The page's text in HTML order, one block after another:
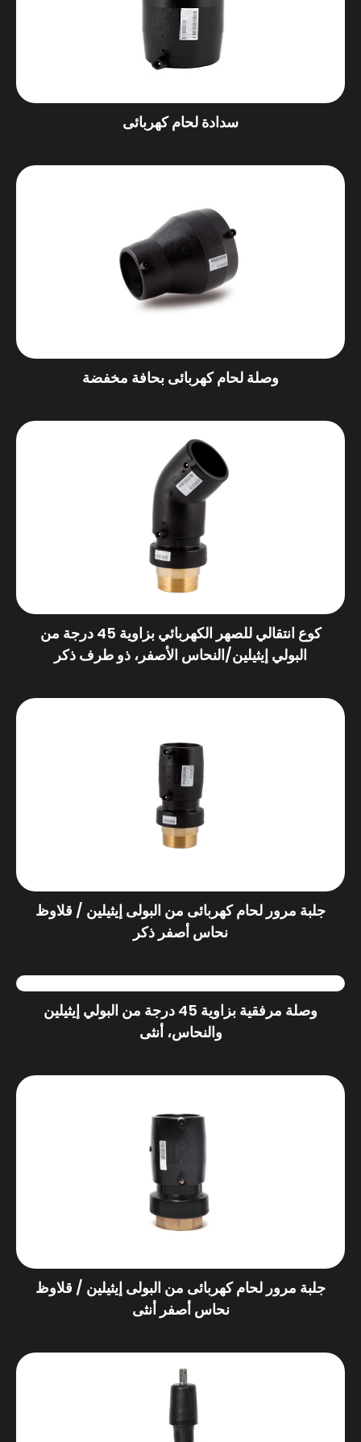
سدادة لحام كهربائى
وصلة لحام كهربائى بحافة مخفضة
كوع انتقالي للصهر الكهربائي بزاوية 45 درجة من
البولي إيثيلين/النحاس الأصفر، ذو طرف ذكر
جلبة مرور لحام كهربائى من البولى إيثيلين / قلاوظ
نحاس أصفر ذكر
وصلة مرفقية بزاوية 45 درجة من البولي إيثيلين
والنحاس، أنثى
جلبة مرور لحام كهربائى من البولى إيثيلين / قلاوظ
نحاس أصفر أنثى